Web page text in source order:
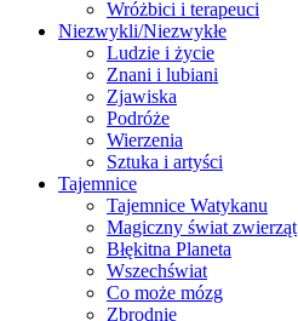
Wróżbici i terapeuci
Niezwykli/Niezwykłe
Ludzie i życie
Znani i lubiani
Zjawiska
Podróże
Wierzenia
Sztuka i artyści
Tajemnice
Tajemnice Watykanu
Magiczny świat zwierząt
Błękitna Planeta
Wszechświat
Co może mózg
Zbrodnie